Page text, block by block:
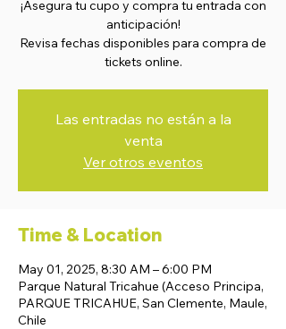
¡Asegura tu cupo y compra tu entrada con
anticipación!
Revisa fechas disponibles para compra de
tickets online.
Las entradas no están a la
venta
Ver otros eventos
Time & Location
May 01, 2025, 8:30 AM – 6:00 PM
Parque Natural Tricahue (Acceso Principa,
PARQUE TRICAHUE, San Clemente, Maule,
Chile